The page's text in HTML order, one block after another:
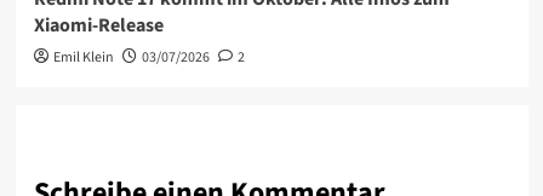
Xiaomi-Release
Emil Klein 03/07/2026 2